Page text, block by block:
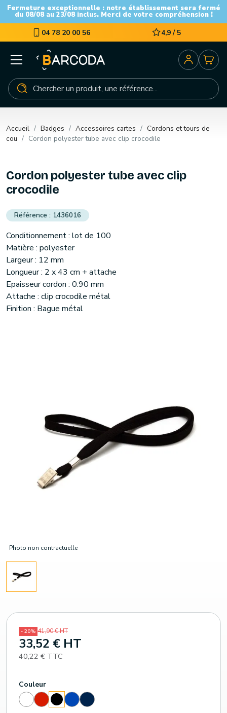
Fermeture exceptionnelle : notre établissement sera fermé
du 08/08 au 23/08 inclus. Merci de votre compréhension !
04 78 20 00 56 4,9 / 5
Accueil Badges Accessoires cartes
Cordons et tours de
cou
Cordon polyester tube avec clip crocodile
Photo non contractuelle
Cordon polyester tube avec clip
crocodile
1436016
Conditionnement : lot de 100
Matière : polyester
Largeur : 12 mm
Longueur : 2 x 43 cm + attache
Epaisseur cordon : 0.90 mm
Attache : clip crocodile métal
Finition : Bague métal
- 20% 41,90 € HT
33,52 € HT
40,22 € TTC
Couleur
BlancRouge
(186
NoirBleu
roi
Bleu
marine